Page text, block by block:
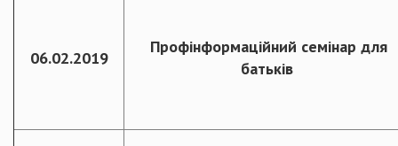
06.02.2019
Профінформаційний семінар для
батьків